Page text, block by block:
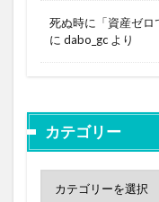
死ぬ時に「資産ゼロ
に dabo_gc より
カテゴリー